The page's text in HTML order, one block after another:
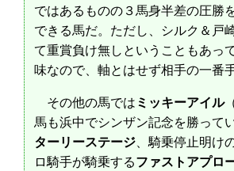
ではあるものの３馬身半差の圧勝
できる馬だ。ただし、シルク＆戸
て重賞負け無しということもあっ
味なので、軸とはせず相手の一番
その他の馬ではミッキーアイル
馬も浜中でシンザン記念を勝って
ターリーステージ、騎乗停止明け
ロ騎手が騎乗するファストアプロ